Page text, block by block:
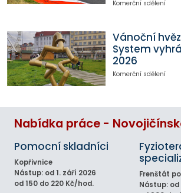
Komerční sdělení
Vánoční
System
2026
Komerční sdělení
Nabídka práce -
Pomocní skladníci
Kopřivnice
Nástup: od 1. září 2026
od 150 do 220 Kč/hod.
Frenštát
Nástup: od